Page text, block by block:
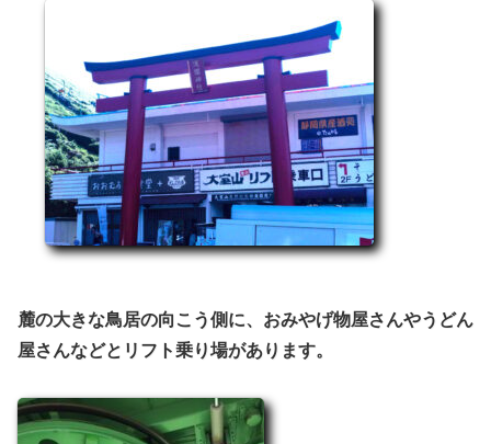
麓の大きな鳥居の向こう側に、おみやげ物屋さんやうどん
屋さんなどとリフト乗り場があります。